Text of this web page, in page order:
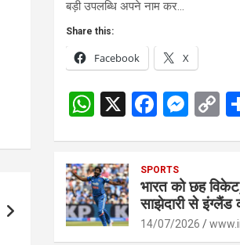
बड़ी उपलब्धि अपने नाम कर…
Share this:
Facebook X
W
s
A
p
X
F
b
o
o
M
n
g
er
C
Li
n
k
SPORTS
भारत को छह
साझेदारी से इंग्लैंड
14/07/2026